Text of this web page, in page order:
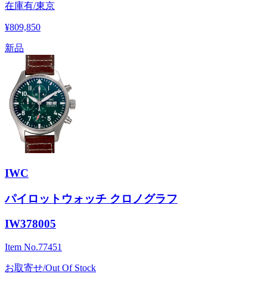
在庫有/東京
¥809,850
新品
IWC
パイロットウォッチ クロノグラフ
IW378005
Item No.77451
お取寄せ/Out Of Stock